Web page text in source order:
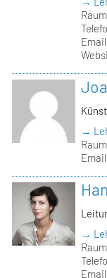
Raum
Email
→
Raum
Email
→
Raum
Email